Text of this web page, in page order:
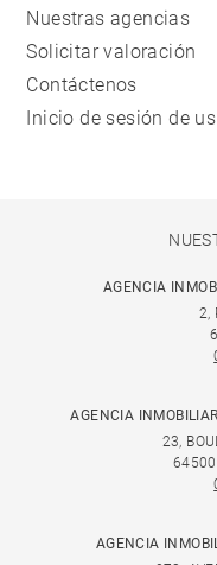
Nuestras agencias
Solicitar valoración
Contáctenos
Inicio de sesión de
AGENCIA
2,
AGENCIA
23,
64500
AGENCIA